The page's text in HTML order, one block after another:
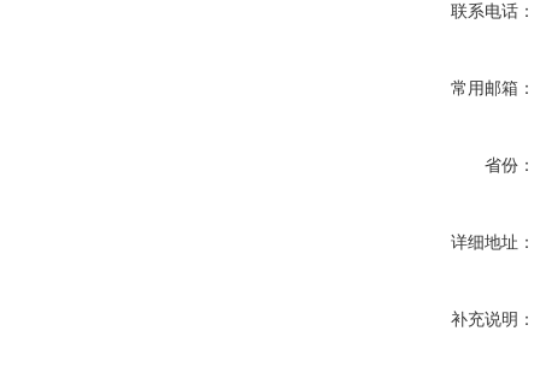
联系电话：
常用邮箱：
省份：
详细地址：
补充说明：